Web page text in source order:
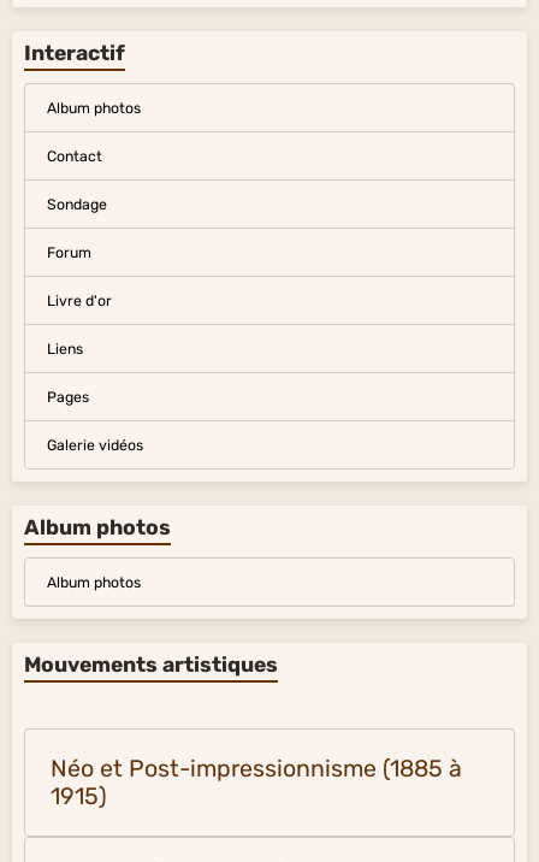
Interactif
Album photos
Contact
Sondage
Forum
Livre d'or
Liens
Pages
Galerie vidéos
Album photos
Album photos
Mouvements artistiques
Néo et Post-impressionnisme (1885 à
1915)